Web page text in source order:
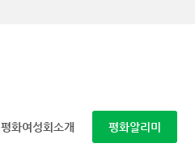
평화여성회소개 평화알리미